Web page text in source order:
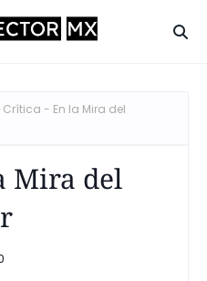
Crítica - En la Mira del
Mira del